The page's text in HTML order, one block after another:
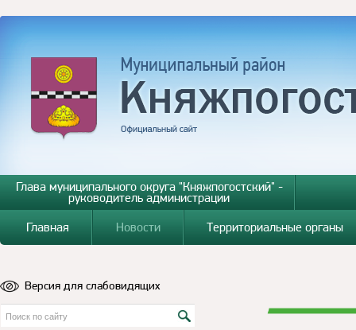
Глава муниципального округа "Княжпогостский" -
руководитель администрации
Главная
Новости Территориальные органы
Версия для слабовидящих